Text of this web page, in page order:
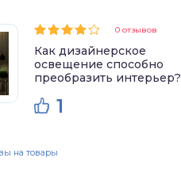
0 отзывов
Как дизайнерское
освещение способно
преобразить интерьер?
1
на товары